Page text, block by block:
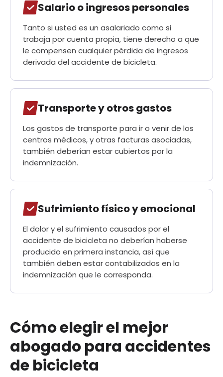
Salario o ingresos personales
Tanto si usted es un asalariado como si
trabaja por cuenta propia, tiene derecho a que
le compensen cualquier pérdida de ingresos
derivada del accidente de bicicleta.
Transporte y otros gastos
Los gastos de transporte para ir o venir de los
centros médicos, y otras facturas asociadas,
también deberían estar cubiertos por la
indemnización.
Sufrimiento físico y emocional
El dolor y el sufrimiento causados por el
accidente de bicicleta no deberían haberse
producido en primera instancia, así que
también deben estar contabilizados en la
indemnización que le corresponda.
Cómo elegir el mejor
abogado para accidentes
de bicicleta